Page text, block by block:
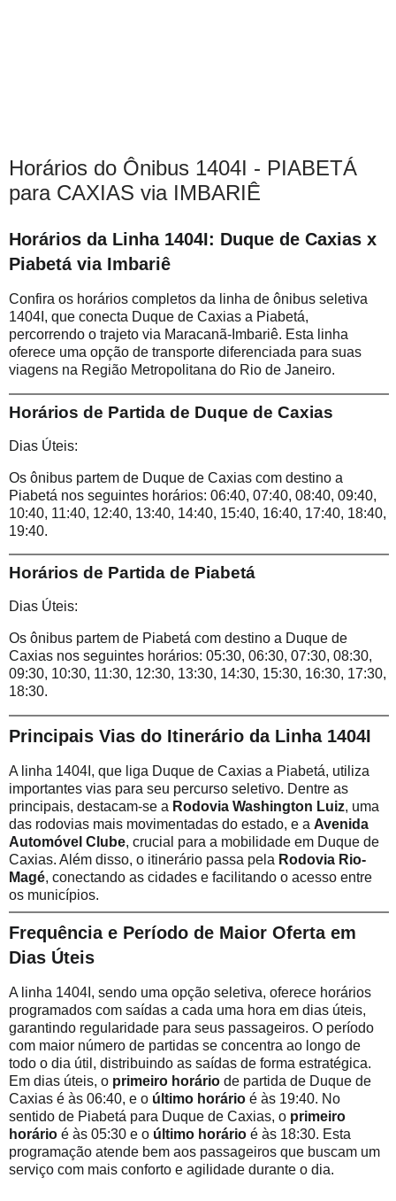
Horários do Ônibus 1404I - PIABETÁ
para CAXIAS via IMBARIÊ
Horários da Linha 1404I: Duque de Caxias x
Piabetá via Imbariê
Confira os horários completos da linha de ônibus seletiva
1404I, que conecta Duque de Caxias a Piabetá,
percorrendo o trajeto via Maracanã-Imbariê. Esta linha
oferece uma opção de transporte diferenciada para suas
viagens na Região Metropolitana do Rio de Janeiro.
Horários de Partida de Duque de Caxias
Dias Úteis:
Os ônibus partem de Duque de Caxias com destino a
Piabetá nos seguintes horários: 06:40, 07:40, 08:40, 09:40,
10:40, 11:40, 12:40, 13:40, 14:40, 15:40, 16:40, 17:40, 18:40,
19:40.
Horários de Partida de Piabetá
Dias Úteis:
Os ônibus partem de Piabetá com destino a Duque de
Caxias nos seguintes horários: 05:30, 06:30, 07:30, 08:30,
09:30, 10:30, 11:30, 12:30, 13:30, 14:30, 15:30, 16:30, 17:30,
18:30.
Principais Vias do Itinerário da Linha 1404I
A linha 1404I, que liga Duque de Caxias a Piabetá, utiliza
importantes vias para seu percurso seletivo. Dentre as
principais, destacam-se a Rodovia Washington Luiz, uma
das rodovias mais movimentadas do estado, e a Avenida
Automóvel Clube, crucial para a mobilidade em Duque de
Caxias. Além disso, o itinerário passa pela Rodovia Rio-
Magé, conectando as cidades e facilitando o acesso entre
os municípios.
Frequência e Período de Maior Oferta em
Dias Úteis
A linha 1404I, sendo uma opção seletiva, oferece horários
programados com saídas a cada uma hora em dias úteis,
garantindo regularidade para seus passageiros. O período
com maior número de partidas se concentra ao longo de
todo o dia útil, distribuindo as saídas de forma estratégica.
Em dias úteis, o primeiro horário de partida de Duque de
Caxias é às 06:40, e o último horário é às 19:40. No
sentido de Piabetá para Duque de Caxias, o primeiro
horário é às 05:30 e o último horário é às 18:30. Esta
programação atende bem aos passageiros que buscam um
serviço com mais conforto e agilidade durante o dia.